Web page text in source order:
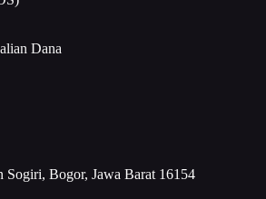
Dana
Sogiri, Bogor, Jawa Barat 16154